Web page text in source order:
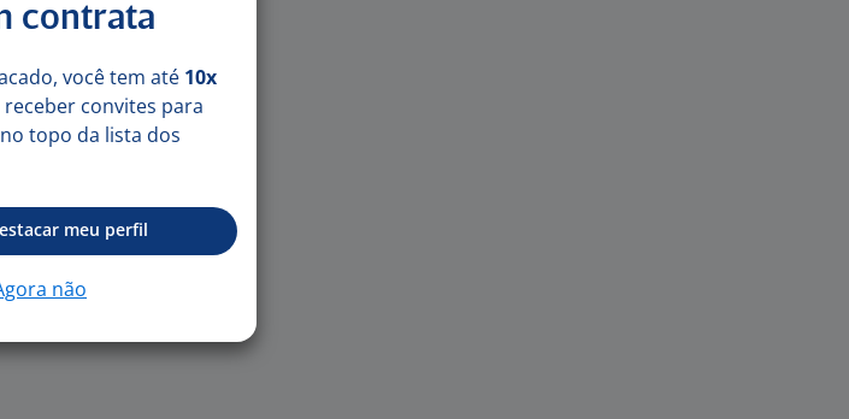
contrata
você tem até 10x
receber convites para
topo da lista dos
meu perfil
não